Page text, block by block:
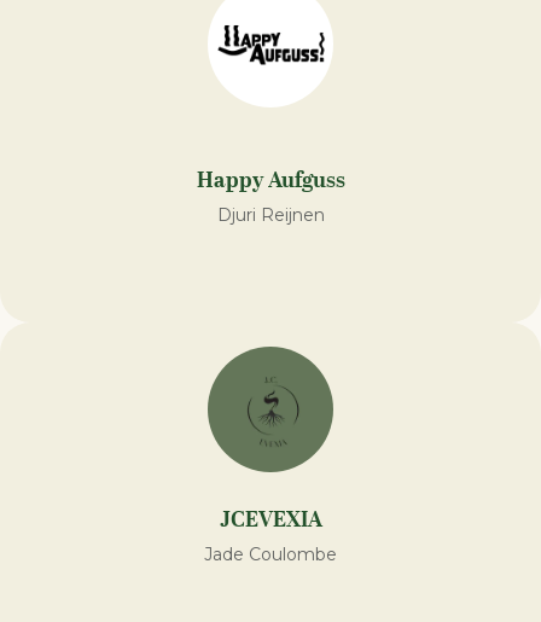
Happy Aufguss
Djuri Reijnen
JCEVEXIA
Jade Coulombe